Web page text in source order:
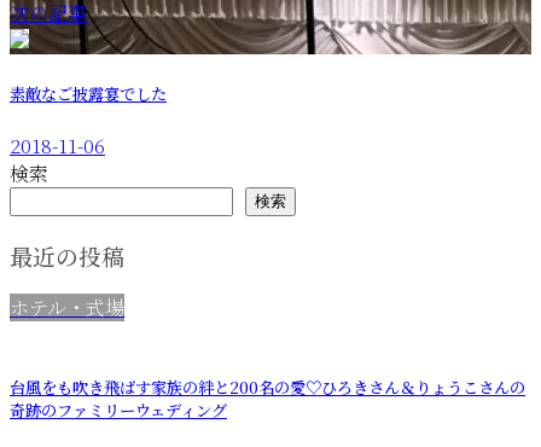
次の記事
素敵なご披露宴でした
2018-11-06
検索
検索
最近の投稿
ホテル・式場
台風をも吹き飛ばす家族の絆と200名の愛♡ひろきさん＆りょうこさんの
奇跡のファミリーウェディング